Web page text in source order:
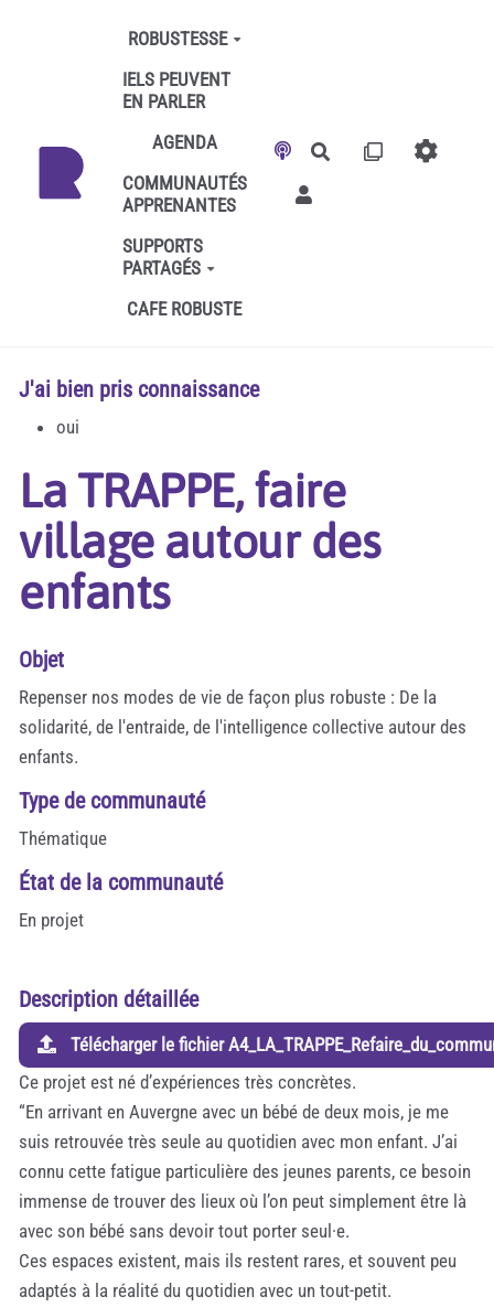
Aller au contenu principal
ROBUSTESSE
IELS PEUVENT
EN PARLER
AGENDA
COMMUNAUTÉS
APPRENANTES
SUPPORTS
PARTAGÉS
CAFE ROBUSTE
Rechercher
J'ai bien pris connaissance
oui
La TRAPPE, faire
village autour des
enfants
Objet
Repenser nos modes de vie de façon plus robuste : De la
solidarité, de l'entraide, de l'intelligence collective autour des
enfants.
Type de communauté
Thématique
État de la communauté
En projet
Description détaillée
Télécharger le fichier
Ce projet est né d’expériences très concrètes.
“En arrivant en Auvergne avec un bébé de deux mois, je me
suis retrouvée très seule au quotidien avec mon enfant. J’ai
connu cette fatigue particulière des jeunes parents, ce besoin
immense de trouver des lieux où l’on peut simplement être là
avec son bébé sans devoir tout porter seul·e.
Ces espaces existent, mais ils restent rares, et souvent peu
adaptés à la réalité du quotidien avec un tout-petit.